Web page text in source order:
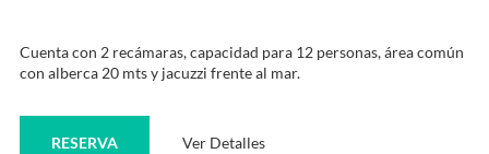
Cuenta con 2 recámaras, capacidad para 12 personas, área común
con alberca 20 mts y jacuzzi frente al mar.
Ver Detalles
RESERVA